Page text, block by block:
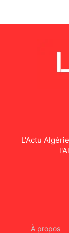
L'Actu
À propos